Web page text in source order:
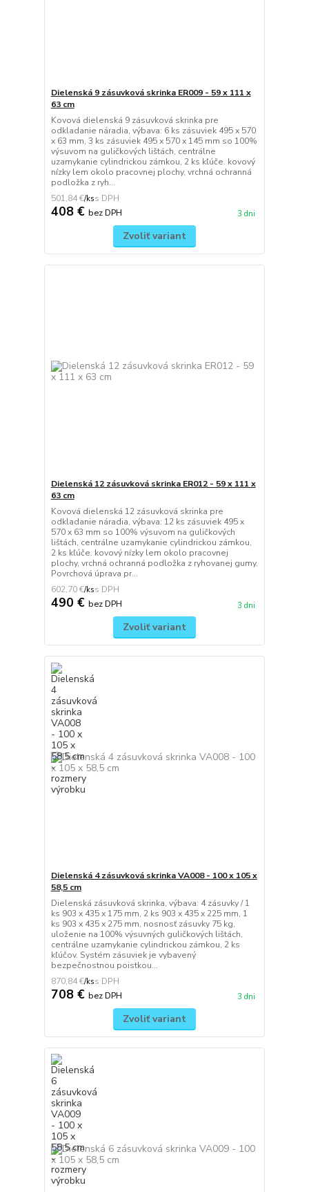
Dielenská 9 zásuvková skrinka ER009 - 59 x 111 x
63 cm
Kovová dielenská 9 zásuvková skrinka pre
odkladanie náradia, výbava: 6 ks zásuviek 495 x 570
x 63 mm, 3 ks zásuviek 495 x 570 x 145 mm so 100%
výsuvom na guličkových lištách, centrálne
uzamykanie cylindrickou zámkou, 2 ks kľúče. kovový
nízky lem okolo pracovnej plochy, vrchná ochranná
podložka z ryh...
501,84 €/ks
408 € bez DPH 3 dni
Zvoliť variant
Dielenská 12 zásuvková skrinka ER012 - 59 x 111 x
63 cm
Kovová dielenská 12 zásuvková skrinka pre
odkladanie náradia, výbava: 12 ks zásuviek 495 x
570 x 63 mm so 100% výsuvom na guličkových
lištách, centrálne uzamykanie cylindrickou zámkou,
2 ks kľúče. kovový nízky lem okolo pracovnej
plochy, vrchná ochranná podložka z ryhovanej gumy.
Povrchová úprava pr...
602,70 €/ks
490 € bez DPH 3 dni
Zvoliť variant
Dielenská 4 zásuvková skrinka VA008 - 100 x 105 x
58,5 cm
Dielenská zásuvková skrinka, výbava: 4 zásuvky / 1
ks 903 x 435 x 175 mm, 2 ks 903 x 435 x 225 mm, 1
ks 903 x 435 x 275 mm, nosnosť zásuvky 75 kg,
uloženie na 100% výsuvných guličkových lištách,
centrálne uzamykanie cylindrickou zámkou, 2 ks
kľúčov. Systém zásuviek je vybavený
bezpečnostnou poistkou...
870,84 €/ks
708 € bez DPH 3 dni
Zvoliť variant